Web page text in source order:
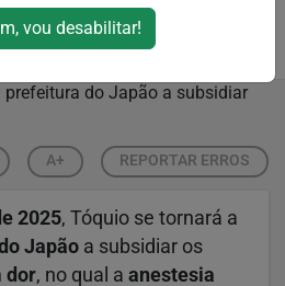
A+ REPORTAR ERROS
2025, Tóquio se tornará a
Japão a subsidiar os
dor, no qual a anestesia
vou desabilitar!